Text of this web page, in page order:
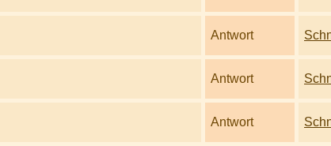
Antwort
Antwort
Antwort